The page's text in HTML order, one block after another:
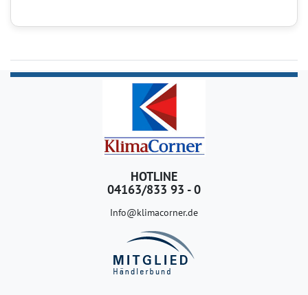
HOTLINE
04163/833 93 - 0
Info@klimacorner.de